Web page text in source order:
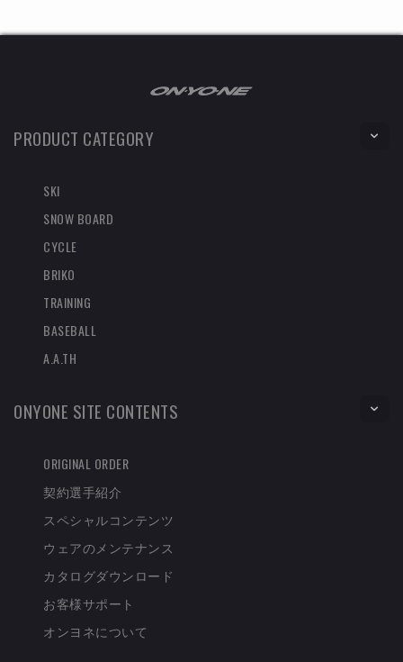
PRODUCT CATEGORY
SKI
SNOW BOARD
CYCLE
BRIKO
TRAINING
BASEBALL
A.A.TH
ONYONE SITE CONTENTS
ORIGINAL ORDER
契約選手紹介
スペシャルコンテンツ
ウェアのメンテナンス
カタログダウンロード
お客様サポート
オンヨネについて